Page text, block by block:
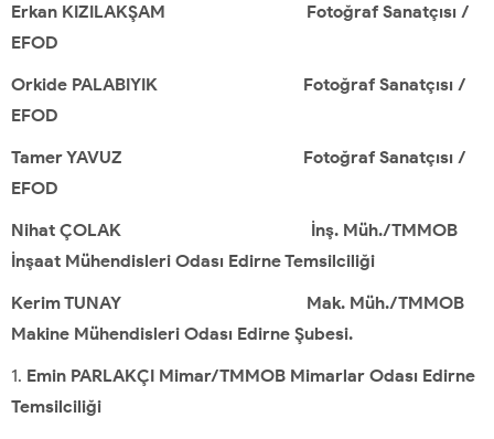
Erkan KIZILAKŞAM Fotoğraf Sanatçısı /
EFOD
Orkide PALABIYIK Fotoğraf Sanatçısı /
EFOD
Tamer YAVUZ Fotoğraf Sanatçısı /
EFOD
Nihat ÇOLAK İnş. Müh./TMMOB
İnşaat Mühendisleri Odası Edirne Temsilciliği
Kerim TUNAY Mak. Müh./TMMOB
Makine Mühendisleri Odası Edirne Şubesi.
Emin PARLAKÇI Mimar/TMMOB Mimarlar Odası Edirne
Temsilciliği